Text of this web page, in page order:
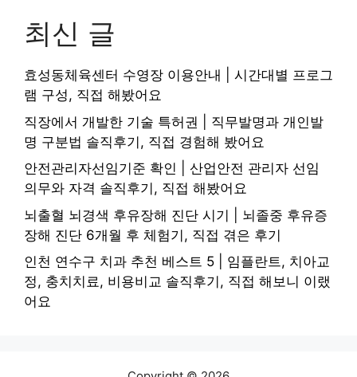
최신 글
효성동체육센터 수영장 이용안내 | 시간대별 프로그
램 구성, 직접 해봤어요
직장에서 개발한 기술 특허권 | 직무발명과 개인발
명 구분법 솔직후기, 직접 경험해 봤어요
안전관리자선임기준 확인 | 산업안전 관리자 선임
의무와 자격 솔직후기, 직접 해봤어요
뇌출혈 뇌경색 후유장해 진단 시기 | 뇌졸중 후유증
장해 진단 6개월 후 체험기, 직접 겪은 후기
인천 연수구 치과 추천 베스트 5 | 임플란트, 치아교
정, 충치치료, 비용비교 솔직후기, 직접 해보니 이랬
어요